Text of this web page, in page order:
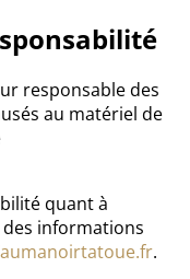
responsable des
au matériel de
quant à
informations
.